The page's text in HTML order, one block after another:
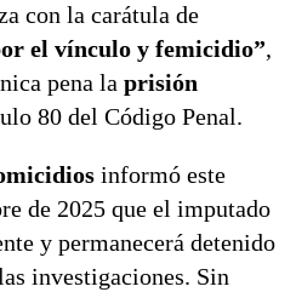
con la carátula de
el vínculo y femicidio”,
pena la prisión
80 del Código Penal.
informó este
de 2025 que el imputado
y permanecerá detenido
investigaciones. Sin